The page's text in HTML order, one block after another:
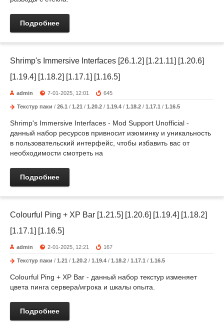
Подробнее
Shrimp's Immersive Interfaces [26.1.2] [1.21.11] [1.20.6]
[1.19.4] [1.18.2] [1.17.1] [1.16.5]
admin 7-01-2025, 12:01 645
Текстур паки / 26.1 / 1.21 / 1.20.2 / 1.19.4 / 1.18.2 / 1.17.1 / 1.16.5
Shrimp's Immersive Interfaces - Mod Support Unofficial -
данный набор ресурсов привносит изюминку и уникальность
в пользовательский интерфейс, чтобы избавить вас от
необходимости смотреть на
Подробнее
Colourful Ping + XP Bar [1.21.5] [1.20.6] [1.19.4] [1.18.2]
[1.17.1] [1.16.5]
admin 2-01-2025, 12:21 167
Текстур паки / 1.21 / 1.20.2 / 1.19.4 / 1.18.2 / 1.17.1 / 1.16.5
Colourful Ping + XP Bar - данный набор текстур изменяет
цвета пинга сервера/игрока и шкалы опыта.
Подробнее